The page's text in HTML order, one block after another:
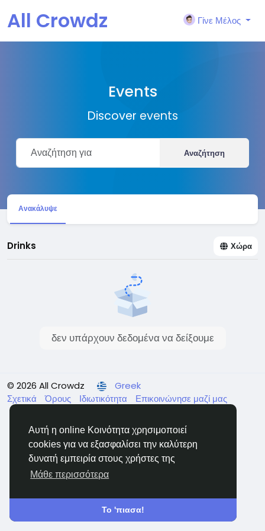
Αυτή η online Κοινότητα χρησιμοποιεί
cookies για να εξασφαλίσει την καλύτερη
δυνατή εμπειρία στους χρήστες της
Μάθε περισσότερα
Το 'πιασα!
All Crowdz Γίνε Μέλος
Events
Discover events
Αναζήτηση
Ανακάλυψε
Drinks Χώρα
δεν υπάρχουν δεδομένα να δείξουμε
© 2026 All Crowdz
Greek
Σχετικά
Όρους Ιδιωτικότητα
Επικοινώνησε μαζί μας